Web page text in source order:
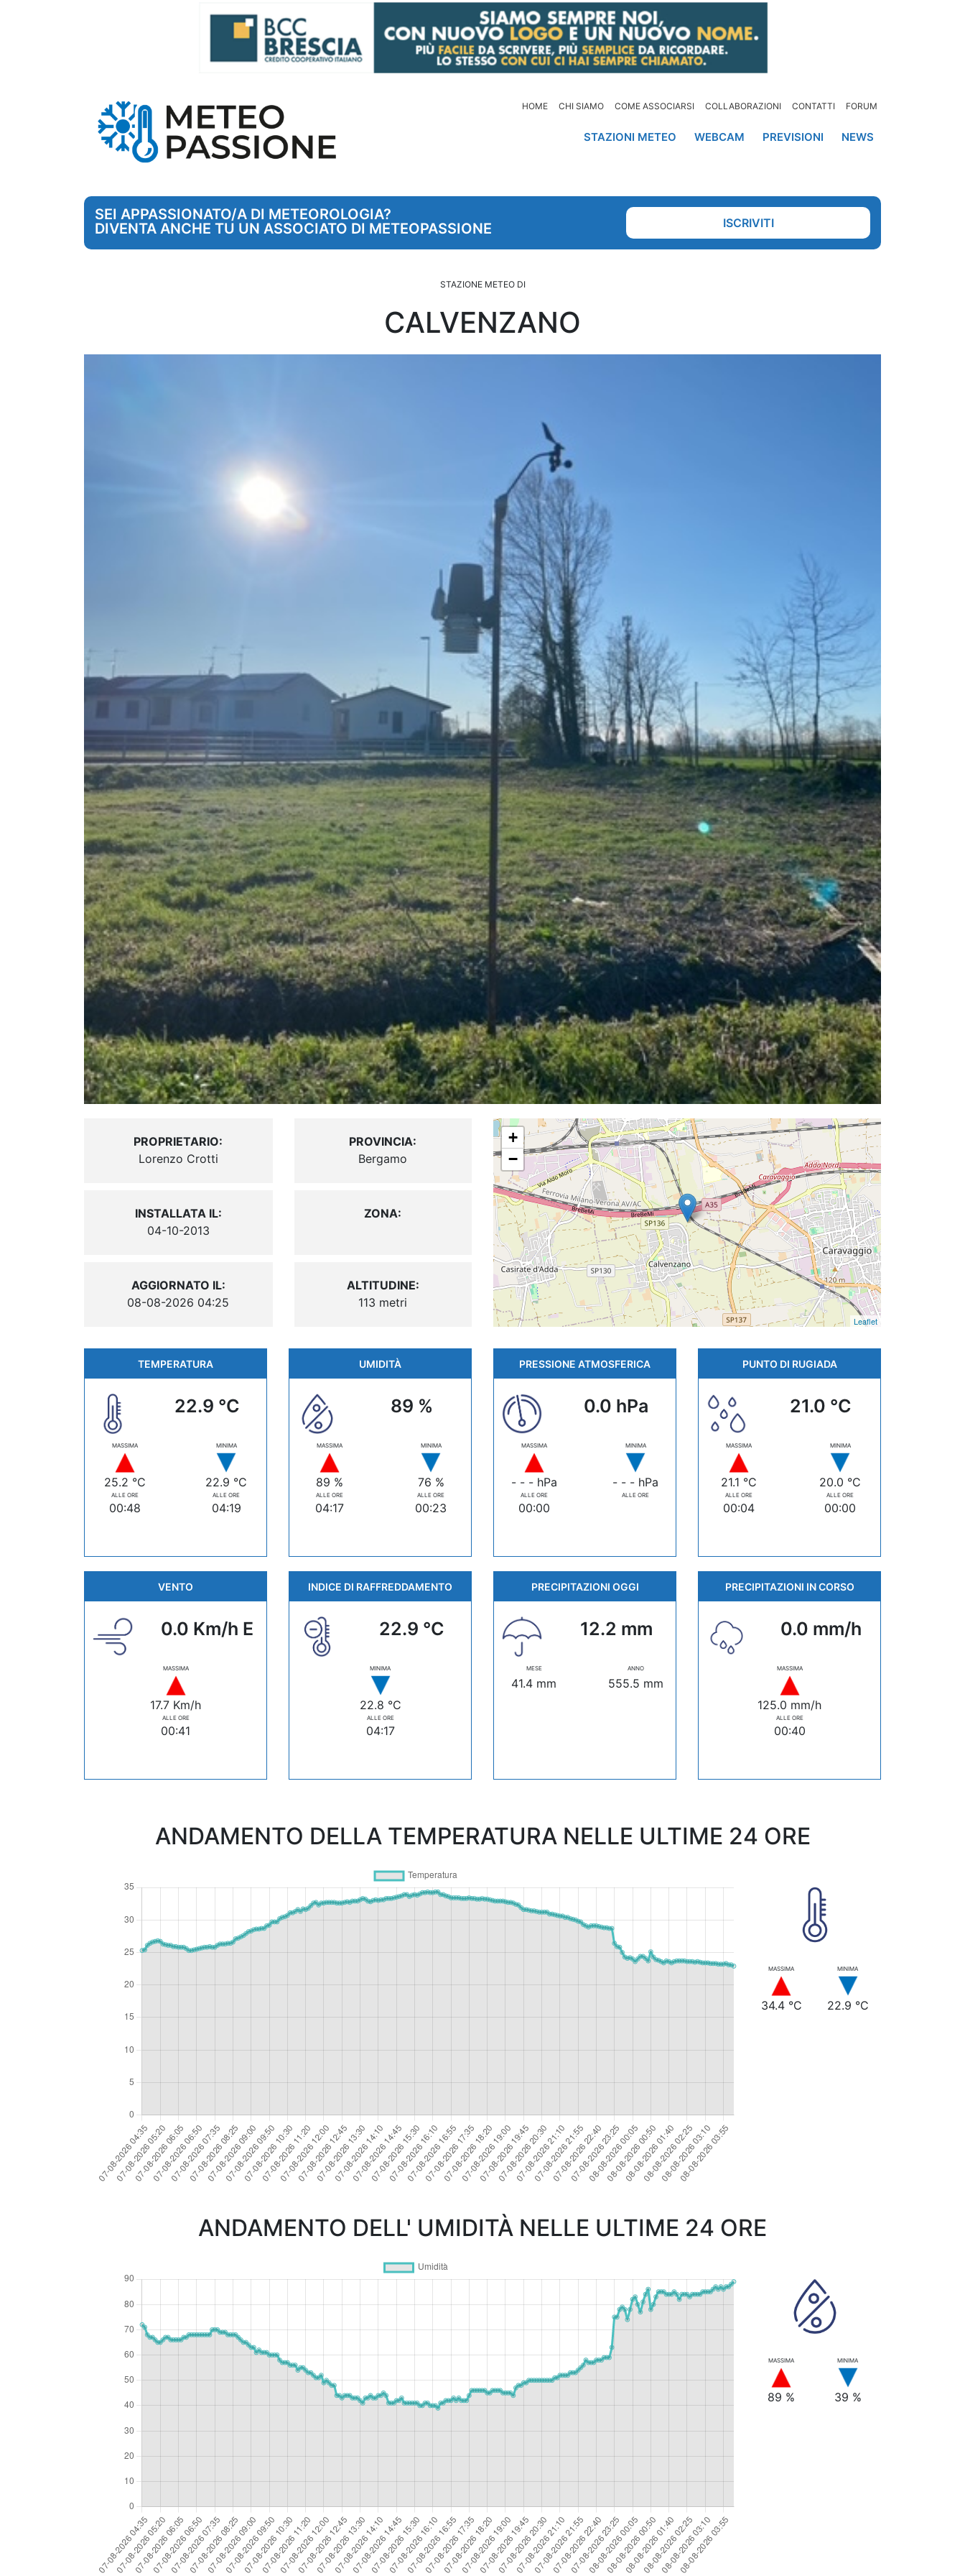
HOME CHI SIAMO COME ASSOCIARSI COLLABORAZIONI CONTATTI FORUM
STAZIONI METEO WEBCAM PREVISIONI NEWS
SEI APPASSIONATO/A DI METEOROLOGIA?
DIVENTA ANCHE TU UN ASSOCIATO DI METEOPASSIONE
ISCRIVITI
STAZIONE METEO DI
CALVENZANO
PROPRIETARIO:
Lorenzo Crotti
INSTALLATA IL:
04-10-2013
AGGIORNATO IL:
08-08-2026 04:25
PROVINCIA:
Bergamo
ZONA:
ALTITUDINE:
113 metri
+
−
Leaflet
TEMPERATURA
22.9 °C
MASSIMA
25.2 °C
ALLE ORE
00:48
MINIMA
22.9 °C
ALLE ORE
04:19
UMIDITÀ
89 %
MASSIMA
89 %
ALLE ORE
04:17
MINIMA
76 %
ALLE ORE
00:23
PRESSIONE ATMOSFERICA
0.0 hPa
MASSIMA
- - - hPa
ALLE ORE
00:00
MINIMA
- - - hPa
ALLE ORE
PUNTO DI RUGIADA
21.0 °C
MASSIMA
21.1 °C
ALLE ORE
00:04
MINIMA
20.0 °C
ALLE ORE
00:00
VENTO
0.0 Km/h E
MASSIMA
17.7 Km/h
ALLE ORE
00:41
INDICE DI RAFFREDDAMENTO
22.9 °C
MINIMA
22.8 °C
ALLE ORE
04:17
PRECIPITAZIONI OGGI
12.2 mm
MESE
41.4 mm
ANNO
555.5 mm
PRECIPITAZIONI IN CORSO
0.0 mm/h
MASSIMA
125.0 mm/h
ALLE ORE
00:40
ANDAMENTO DELLA TEMPERATURA NELLE ULTIME 24 ORE
MASSIMA
34.4 °C
MINIMA
22.9 °C
ANDAMENTO DELL' UMIDITÀ NELLE ULTIME 24 ORE
MASSIMA
89 %
MINIMA
39 %